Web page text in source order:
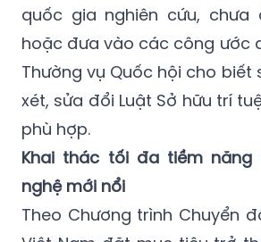
quốc gia nghiên cứu, chưa
hoặc đưa vào các công ước
Thường vụ Quốc hội cho biết
xét, sửa đổi Luật Sở hữu trí
phù hợp.
Khai thác tối đa tiềm
nghệ mới nổi
Theo Chương trình Chuyển